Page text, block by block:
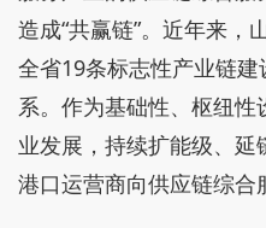
造成“共赢链”。近年来，
全省19条标志性产业链
系。作为基础性、枢纽
业发展，持续扩能级、
港口运营商向供应链综合